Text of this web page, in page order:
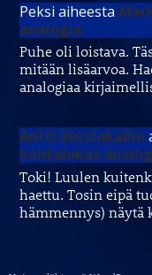
Peksi aiheesta
analogia
Puhe oli loistava.
mitään lisäarvoa.
analogiaa
Antti Mustakallio
kohtalokas
Toki! Luulen
haettu. Tosin eipä
hämmennys) näytä